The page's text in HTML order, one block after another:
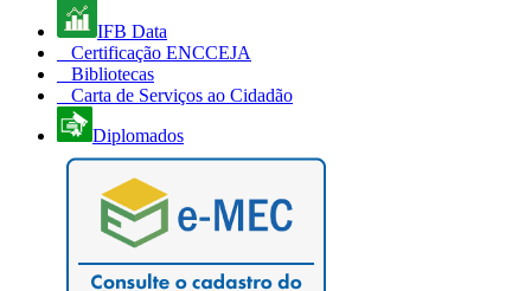
IFB Data
Certificação ENCCEJA
Bibliotecas
Carta de Serviços ao Cidadão
Diplomados